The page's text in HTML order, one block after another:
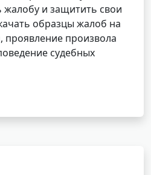
и защитить свои
образцы жалоб на
проявление произвола
судебных